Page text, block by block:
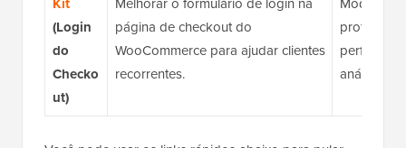
(Login
do
Checko
ut)
página de checkout do
WooCommerce para ajudar clientes
recorrentes.
perfeita
análises.